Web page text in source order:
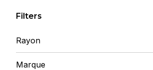
Filters
Rayon
Marque